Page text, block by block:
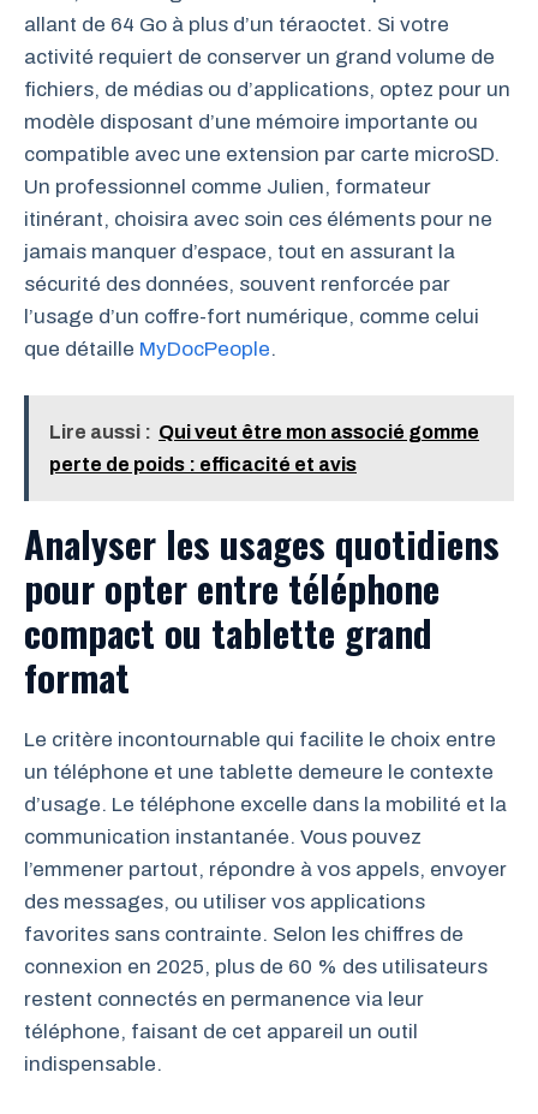
allant de 64 Go à plus d’un téraoctet. Si votre
activité requiert de conserver un grand volume de
fichiers, de médias ou d’applications, optez pour un
modèle disposant d’une mémoire importante ou
compatible avec une extension par carte microSD.
Un professionnel comme Julien, formateur
itinérant, choisira avec soin ces éléments pour ne
jamais manquer d’espace, tout en assurant la
sécurité des données, souvent renforcée par
l’usage d’un coffre-fort numérique, comme celui
que détaille MyDocPeople.
Lire aussi : Qui veut être mon associé gomme
perte de poids : efficacité et avis
Analyser les usages quotidiens
pour opter entre téléphone
compact ou tablette grand
format
Le critère incontournable qui facilite le choix entre
un téléphone et une tablette demeure le contexte
d’usage. Le téléphone excelle dans la mobilité et la
communication instantanée. Vous pouvez
l’emmener partout, répondre à vos appels, envoyer
des messages, ou utiliser vos applications
favorites sans contrainte. Selon les chiffres de
connexion en 2025, plus de 60 % des utilisateurs
restent connectés en permanence via leur
téléphone, faisant de cet appareil un outil
indispensable.